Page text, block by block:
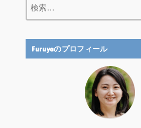
Furuyaのプロフィール